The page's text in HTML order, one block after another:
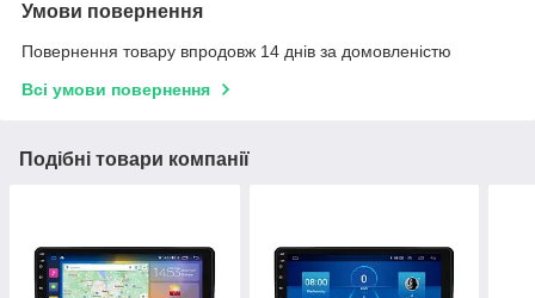
Умови повернення
Повернення товару впродовж 14 днів за домовленістю
Всі умови повернення
Подібні товари компанії